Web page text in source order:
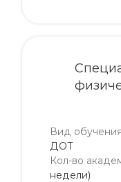
Вид обучения
ДОТ
Кол-во
недели)